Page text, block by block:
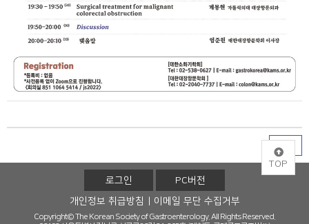
목록
TOP
로그인
PC버전
개인정보 취급방침
이메일 무단 수집거부
Copyright© The Korean Society of Gastroenterology. All Rights Reserved.